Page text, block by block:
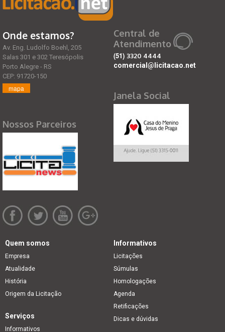
Onde estamos?
Av. Eng. Ludolfo Boehl, 205
Salas 301 e 302 Teresópolis
Porto Alegre - RS
CEP: 91720-150
mapa
Nossos Parceiros
Central de
Atendimento
(51) 3320 4444
comercial@licitacao.net
Janela Social
Quem somos
Empresa
Atualidade
História
Origem da Licitação
Informativos
Licitações
Súmulas
Homologações
Agenda
Retificações
Dicas e dúvidas
Serviços
Informativos